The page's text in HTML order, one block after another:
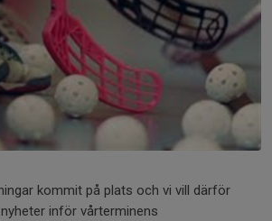
kommit på plats och vi vill därför
inför vårterminens